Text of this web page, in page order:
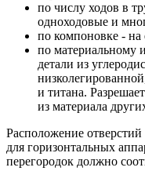
по числу ходов в
одноходовые и
по компоновке -
по материальному
детали из
и титана.
из материала
Расположение
для горизонтальных
перегородок должно